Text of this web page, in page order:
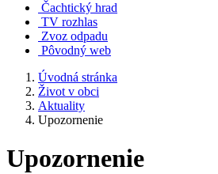
Čachtický hrad
TV rozhlas
Zvoz odpadu
Pôvodný web
Úvodná stránka
Život v obci
Aktuality
Upozornenie
Upozornenie